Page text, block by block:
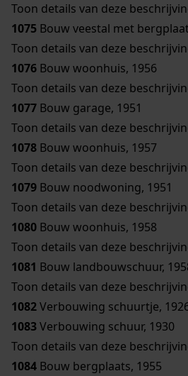
Toon details van deze
1075 Bouw veestal met
Toon details van deze
1076 Bouw woonhuis, 1956
Toon details van deze
1077 Bouw garage, 1951
Toon details van deze
1078 Bouw woonhuis, 1957
Toon details van deze
1079 Bouw noodwoning, 1951
Toon details van deze
1080 Bouw woonhuis, 1958
Toon details van deze
1081 Bouw landbouwschuur,
Toon details van deze
1082Verbouwing schuurtje,
1083Verbouwing schuur, 1930
Toon details van deze
1084 Bouw bergplaats, 1955